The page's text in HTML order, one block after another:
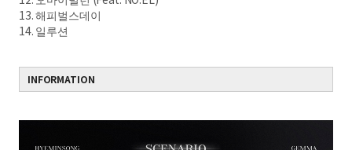
13. 해피벌스데이
14. 일루션
INFORMATION